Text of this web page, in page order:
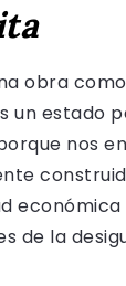
obra como
un estado
nos
económica
de la